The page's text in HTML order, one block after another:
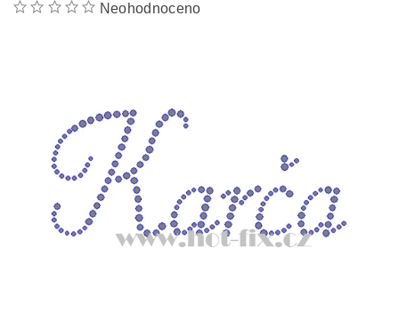
Neohodnoceno